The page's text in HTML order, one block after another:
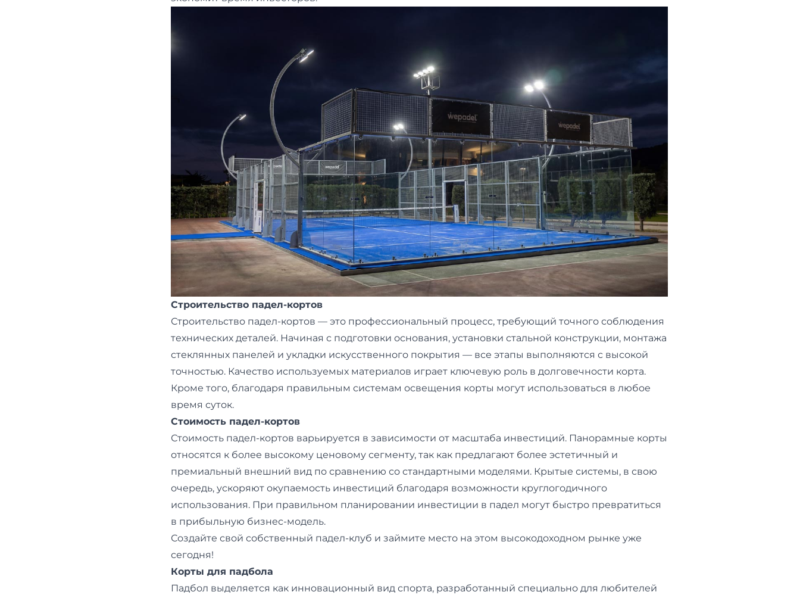
Строительство падел-кортов
Строительство падел-кортов — это профессиональный процесс, требующий точного соблюдения
технических деталей. Начиная с подготовки основания, установки стальной конструкции, монтажа
стеклянных панелей и укладки искусственного покрытия — все этапы выполняются с высокой
точностью. Качество используемых материалов играет ключевую роль в долговечности корта.
Кроме того, благодаря правильным системам освещения корты могут использоваться в любое
время суток.
Стоимость падел-кортов
Стоимость падел-кортов варьируется в зависимости от масштаба инвестиций. Панорамные корты
относятся к более высокому ценовому сегменту, так как предлагают более эстетичный и
премиальный внешний вид по сравнению со стандартными моделями. Крытые системы, в свою
очередь, ускоряют окупаемость инвестиций благодаря возможности круглогодичного
использования. При правильном планировании инвестиции в падел могут быстро превратиться
в прибыльную бизнес-модель.
Создайте свой собственный падел-клуб и займите место на этом высокодоходном рынке уже
сегодня!
Корты для падбола
Падбол выделяется как инновационный вид спорта, разработанный специально для любителей